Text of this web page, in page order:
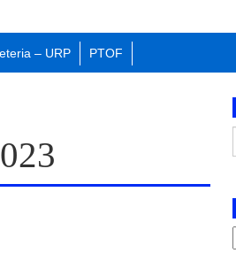
– URP PTOF